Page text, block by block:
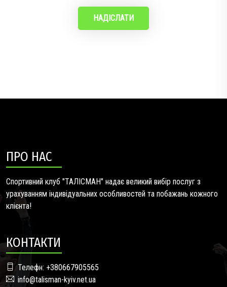
НАДІСЛАТИ
ПРО НАС
Спортивний клуб "ТАЛІСМАН" надає великий вибір послуг з
урахуванням індивідуальних особливостей та побажань кожного
клієнта!
КОНТАКТИ
Телефн: +380667905565
info@talisman-kyiv.net.ua